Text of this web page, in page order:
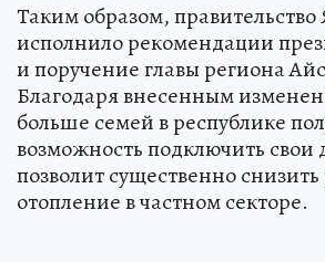
Таким образом, правительство
исполнило рекомендации
и поручение главы региона
Благодаря внесенным
больше семей в республике
возможность подключить свои
позволит существенно
отопление в частном секторе.